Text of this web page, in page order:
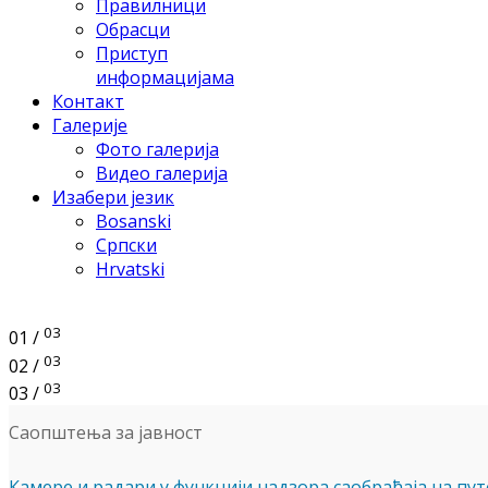
Правилници
Обрасци
Приступ
информацијама
Контакт
Галерије
Фото галерија
Видео галерија
Изабери језик
Bosanski
Српски
Hrvatski
01 / 03
02 / 03
03 / 03
Саопштења за јавност